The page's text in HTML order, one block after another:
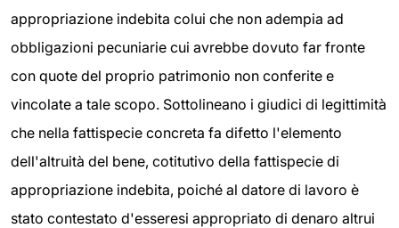
appropriazione indebita colui che non adempia ad
obbligazioni pecuniarie cui avrebbe dovuto far fronte
con quote del proprio patrimonio non conferite e
vincolate a tale scopo. Sottolineano i giudici di legittimità
che nella fattispecie concreta fa difetto l'elemento
dell'altruità del bene, cotitutivo della fattispecie di
appropriazione indebita, poiché al datore di lavoro è
stato contestato d'esseresi appropriato di denaro altrui